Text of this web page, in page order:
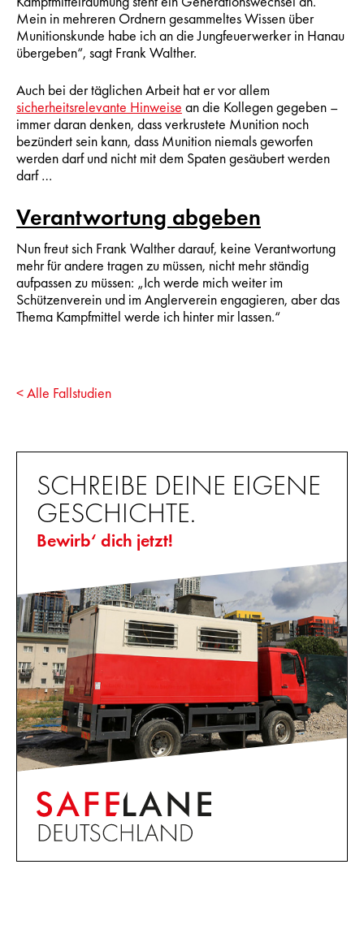
Mein in mehreren Ordnern gesammeltes Wissen über
Munitionskunde habe ich an die Jungfeuerwerker in Hanau
übergeben“, sagt Frank Walther.
Auch bei der täglichen Arbeit hat er vor allem
sicherheitsrelevante Hinweise an die Kollegen gegeben –
immer daran denken, dass verkrustete Munition noch
bezündert sein kann, dass Munition niemals geworfen
werden darf und nicht mit dem Spaten gesäubert werden
darf …
Verantwortung abgeben
Nun freut sich Frank Walther darauf, keine Verantwortung
mehr für andere tragen zu müssen, nicht mehr ständig
aufpassen zu müssen: „Ich werde mich weiter im
Schützenverein und im Anglerverein engagieren, aber das
Thema Kampfmittel werde ich hinter mir lassen.“
< Alle Fallstudien
SCHREIBE DEINE EIGENE
GESCHICHTE.
Bewirb‘ dich jetzt!